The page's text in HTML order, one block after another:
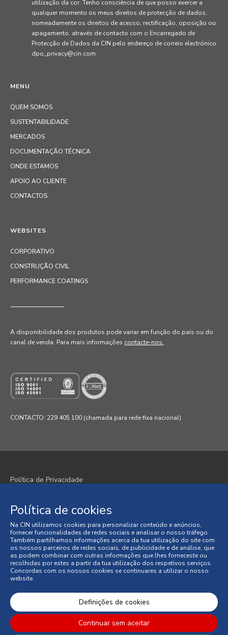
MENU
QUEM SOMOS
SUSTENTABILIDADE
MERCADOS
DOCUMENTAÇÃO TÉCNICA
ONDE ESTAMOS
APOIO AO CLIENTE
CONTACTOS
utilização da cor. Tenho consciência de que posso exercer a
qualquer momento os meus direitos de protecção de dados,
nomeadamente os direitos de acesso, rectificação, oposição ou
apagamento, através de contacto com o Encarregado de
Protecção de Dados da CIN pelo endereço de correio electrónico
dpo_privacy@cin.com
WEBSITES
CORPORATIVO
CONSTRUÇÃO CIVIL
PERFORMANCE COATINGS
A disponibilidade dos produtos pode variar em função do país ou do
canal de venda. Para mais informações contacte-nos.
CONTACTO: 229 405 100 (chamada para rede fixa nacional)
Política de Privacidade
Termos e Condições
Condições Gerais de Venda
Litígios de Consumo
Livro de Reclamações Online
© 2026 CIN, S.A.
Política de cookies
Na CIN utilizamos cookies para personalizar conteúdo e anúncios,
fornecer funcionalidades de redes sociais e analisar o nosso tráfego.
Também partilhamos informações acerca da tua utilização do site com
os nossos parceiros de redes sociais, de publicidade e de análise, que
as podem combinar com outras informações que lhes forneceste ou
recolhidas por estes a partir da tua utilização dos respetivos serviços.
Concordas com os nossos cookies se continuares a utilizar o nosso
website.
Definições de cookies
Continuar sem aceitar